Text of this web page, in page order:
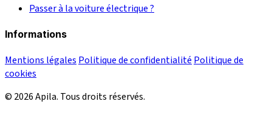
Passer à la voiture électrique ?
Informations
Mentions légales Politique de confidentialité Politique de
cookies
© 2026 Apila. Tous droits réservés.